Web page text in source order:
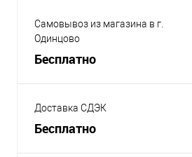
Самовывоз из магазина в г.
Одинцово
Бесплатно
Доставка СДЭК
Бесплатно